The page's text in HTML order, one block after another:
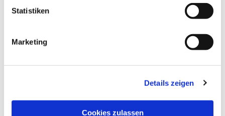
Statistiken
Marketing
Details zeigen
Cookies zulassen